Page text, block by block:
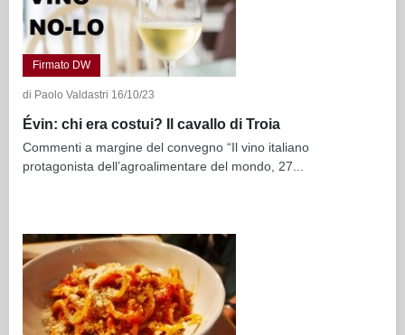
Firmato DW
di Paolo Valdastri 16/10/23
Évin: chi era costui? Il cavallo di Troia
Commenti a margine del convegno “Il vino italiano
protagonista dell’agroalimentare del mondo, 27...